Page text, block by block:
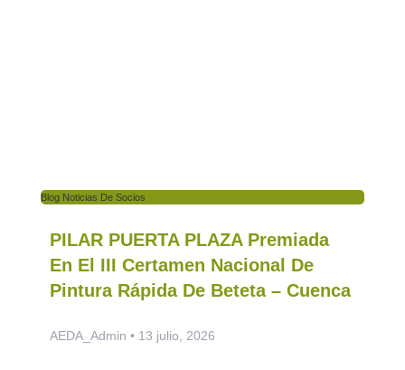
Blog Noticias De Socios
PILAR PUERTA PLAZA Premiada
En El III Certamen Nacional De
Pintura Rápida De Beteta – Cuenca
AEDA_Admin 13 julio, 2026